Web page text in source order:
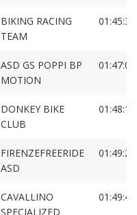
BIKING RACING
TEAM
ASD GS POPPI BP
MOTION
DONKEY BIKE
CLUB
FIRENZEFREERIDE
ASD
CAVALLINO
SPECIALIZED